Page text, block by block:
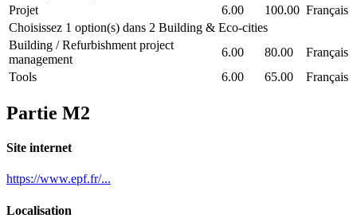
Projet 6.00 100.00 Français
Choisissez 1 option(s) dans 2 Building & Eco-cities
Building / Refurbishment project
management
6.00 80.00
Français
Tools
6.00 65.00 Français
Partie M2
Site internet
https://www.epf.fr/...
Localisation